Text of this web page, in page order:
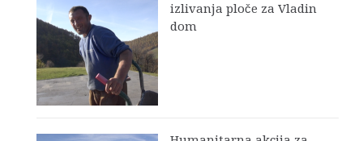
izlivanja ploče za Vladin
dom